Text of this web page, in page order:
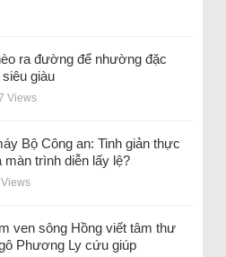
ra đường để nhường đặc
giàu
Views
Bộ Công an: Tinh giản thực
màn trình diễn lấy lệ?
ven sông Hồng viết tâm thư
Phương Ly cứu giúp